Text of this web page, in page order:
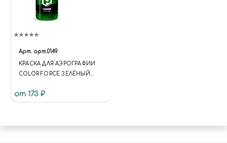
Арт. арт.0149
КРАСКА ДЛЯ АЭРОГРАФИИ
COLOR FORCE ЗЕЛЁНЫЙ
от 173 ₽